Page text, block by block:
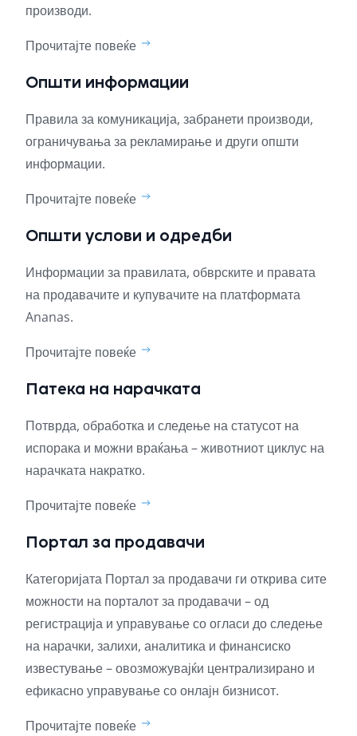
производи.
Прочитајте повеќе
Општи информации
Правила за комуникација, забранети производи,
ограничувања за рекламирање и други општи
информации.
Прочитајте повеќе
Општи услови и одредби
Информации за правилата, обврските и правата
на продавачите и купувачите на платформата
Ananas.
Прочитајте повеќе
Патека на нарачката
Потврда, обработка и следење на статусот на
испорака и можни враќања – животниот циклус на
нарачката накратко.
Прочитајте повеќе
Портал за продавачи
Категоријата Портал за продавачи ги открива сите
можности на порталот за продавачи – од
регистрација и управување со огласи до следење
на нарачки, залихи, аналитика и финансиско
известување – овозможувајќи централизирано и
ефикасно управување со онлајн бизнисот.
Прочитајте повеќе